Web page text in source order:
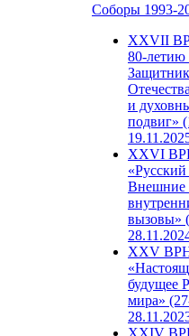
Соборы 1993-
ХХVII
80-
и
подвиг»
XXVI
Внешние
вызовы»
XXV
будущее
мира»
XXIV